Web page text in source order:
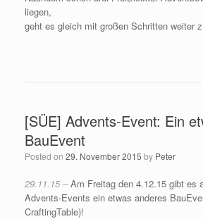
liegen,
geht es gleich mit großen Schritten weiter
[SÜE] Advents-Event: Ein
BauEvent
Posted on 29. November 2015 by Peter
29.11.15 –Am Freitag den 4.12.15 gibt es
Advents-Events ein etwas anderes
CraftingTable)!